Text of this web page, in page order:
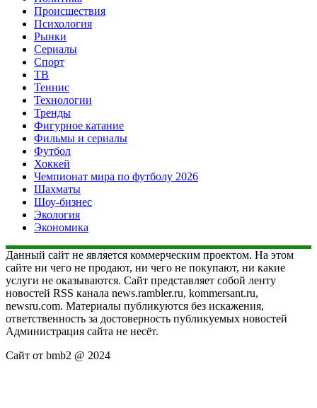
Происшествия
Психология
Рынки
Сериалы
Спорт
ТВ
Теннис
Технологии
Тренды
Фигурное катание
Фильмы и сериалы
Футбол
Хоккей
Чемпионат мира по футболу 2026
Шахматы
Шоу-бизнес
Экология
Экономика
Данный сайт не является коммерческим проектом. На этом
сайте ни чего не продают, ни чего не покупают, ни какие
услуги не оказываются. Сайт представляет собой ленту
новостей RSS канала news.rambler.ru, kommersant.ru,
newsru.com. Материалы публикуются без искажения,
ответственность за достоверность публикуемых новостей
Администрация сайта не несёт.
Сайт от bmb2 @ 2024